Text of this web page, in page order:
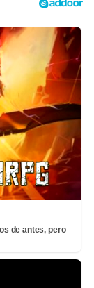
de antes, pero